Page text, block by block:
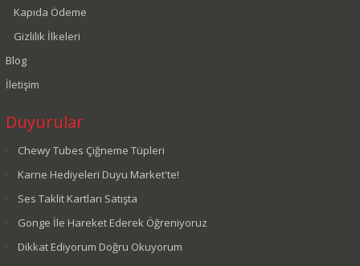
Aya Toys
Ayben Yayınları
Baby Alive
Babyhope
Babyjem
Bal Oyuncak
Balonevi
BambinoYup
Bammerz
Kapıda Ödeme
Gizlilik İlkeleri
Blog
İletişim
Duyurular
Chewy Tubes Çiğneme Tüpleri
Karne Hediyeleri Duyu Market'te!
Ses Taklit Kartları Satışta
Gonge İle Hareket Ederek Öğreniyoruz
Dikkat Ediyorum Doğru Okuyorum